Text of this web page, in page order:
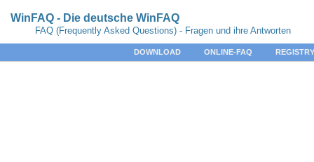
WinFAQ - Die deutsche WinFAQ
FAQ (Frequently Asked Questions) - Fragen und ihre Antworten
DOWNLOAD ONLINE-FAQ